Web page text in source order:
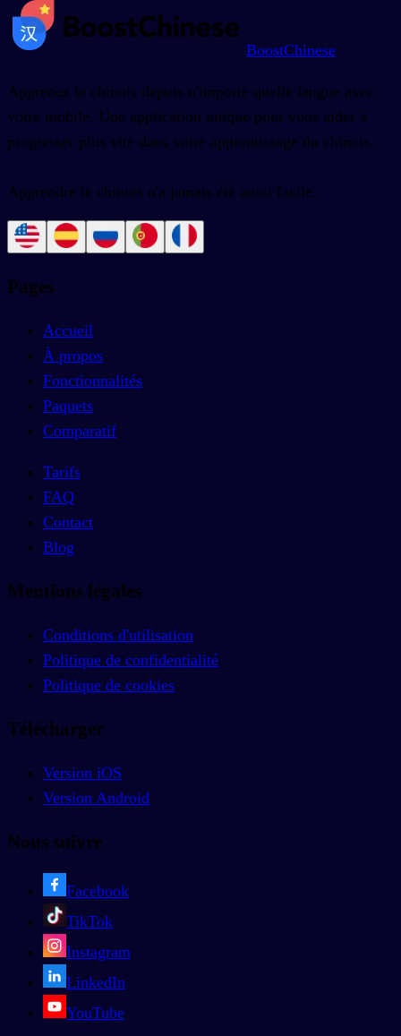
BoostChinese
Apprenez le chinois depuis n'importe quelle langue avec
votre mobile. Une application unique pour vous aider à
progresser plus vite dans votre apprentissage du chinois.
Apprendre le chinois n'a jamais été aussi facile.
Pages
Accueil
À propos
Fonctionnalités
Paquets
Comparatif
Tarifs
FAQ
Contact
Blog
Mentions légales
Conditions d'utilisation
Politique de confidentialité
Politique de cookies
Télécharger
Version iOS
Version Android
Nous suivre
Facebook
TikTok
Instagram
LinkedIn
YouTube